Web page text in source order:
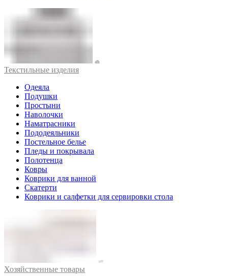
Текстильные изделия
Одеяла
Подушки
Простыни
Наволочки
Наматрасники
Пододеяльники
Постельное белье
Пледы и покрывала
Полотенца
Ковры
Коврики для ванной
Скатерти
Коврики и салфетки для сервировки стола
Хозяйственные товары